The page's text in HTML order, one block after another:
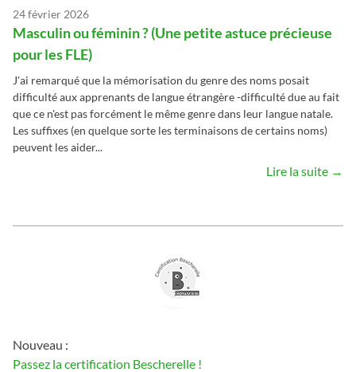
24 février 2026
Masculin ou féminin ? (Une petite astuce précieuse
pour les FLE)
J'ai remarqué que la mémorisation du genre des noms posait
difficulté aux apprenants de langue étrangère -difficulté due au fait
que ce n'est pas forcément le même genre dans leur langue natale.
Les suffixes (en quelque sorte les terminaisons de certains noms)
peuvent les aider...
Lire la suite →
Nouveau :
Passez la certification Bescherelle !